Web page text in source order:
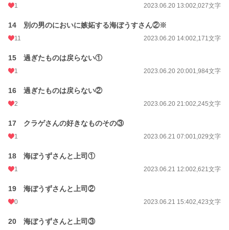
1 2023.06.20 13:002,027文字
14 別の男のにおいに嫉妬する海ぼうすさん②※
11 2023.06.20 14:002,171文字
15 過ぎたものは戻らない①
1 2023.06.20 20:001,984文字
16 過ぎたものは戻らない②
2 2023.06.20 21:002,245文字
17 クラゲさんの好きなものその③
1 2023.06.21 07:001,029文字
18 海ぼうずさんと上司①
1 2023.06.21 12:002,621文字
19 海ぼうずさんと上司②
0 2023.06.21 15:402,423文字
20 海ぼうずさんと上司③